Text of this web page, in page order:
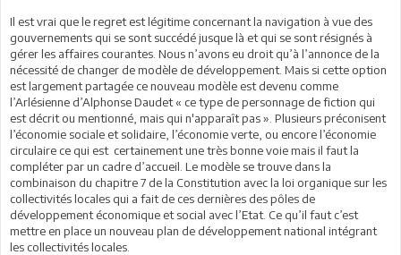
Il est vrai que le regret est légitime concernant la navigation à vue des
gouvernements qui se sont succédé jusque là et qui se sont résignés à
gérer les affaires courantes. Nous n’avons eu droit qu’à l’annonce de la
nécessité de changer de modèle de développement. Mais si cette option
est largement partagée ce nouveau modèle est devenu comme
l’Arlésienne d’Alphonse Daudet « ce type de personnage de fiction qui
est décrit ou mentionné, mais qui n'apparaît pas ». Plusieurs préconisent
l’économie sociale et solidaire, l’économie verte, ou encore l’économie
circulaire ce qui est certainement une très bonne voie mais il faut la
compléter par un cadre d’accueil. Le modèle se trouve dans la
combinaison du chapitre 7 de la Constitution avec la loi organique sur les
collectivités locales qui a fait de ces dernières des pôles de
développement économique et social avec l’Etat. Ce qu’il faut c’est
mettre en place un nouveau plan de développement national intégrant
les collectivités locales.